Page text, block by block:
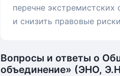
перечне
и снизить правовые
Вопросы и ответы о
объединение» (ЭНО,